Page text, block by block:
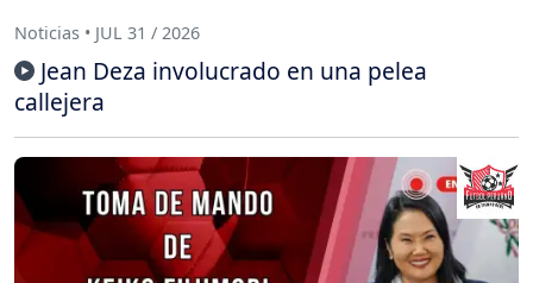
Noticias • JUL 31 / 2026
Jean Deza involucrado en una pelea
callejera